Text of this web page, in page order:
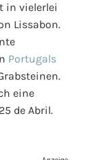
in vielerlei
Lissabon.
Portugals
eine
de Abril.